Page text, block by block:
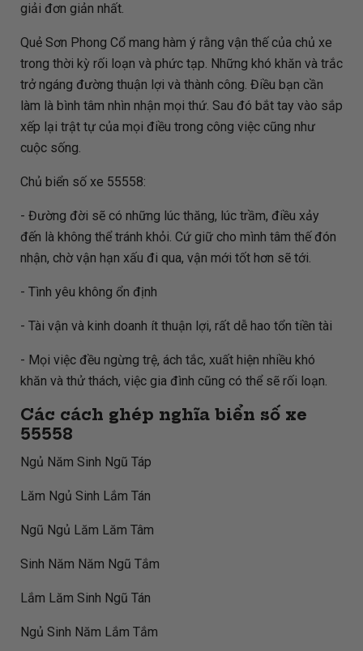
giải đơn giản nhất.
Quẻ Sơn Phong Cổ mang hàm ý rằng vận thế của chủ xe
trong thời kỳ rối loạn và phức tạp. Những khó khăn và trắc
trở ngáng đường thuận lợi và thành công. Điều bạn cần
làm là bình tâm nhìn nhận mọi thứ. Sau đó bắt tay vào sắp
xếp lại trật tự của mọi điều trong công việc cũng như
cuộc sống.
Chủ biển số xe 55558:
- Đường đời sẽ có những lúc thăng, lúc trầm, điều xảy
đến là không thể tránh khỏi. Cứ giữ cho mình tâm thế đón
nhận, chờ vận hạn xấu đi qua, vận mới tốt hơn sẽ tới.
- Tình yêu không ổn định
- Tài vận và kinh doanh ít thuận lợi, rất dễ hao tổn tiền tài
- Mọi việc đều ngừng trệ, ách tắc, xuất hiện nhiều khó
khăn và thử thách, việc gia đình cũng có thể sẽ rối loạn.
Các cách ghép nghĩa biển số xe
55558
Ngủ Năm Sinh Ngũ Táp
Lăm Ngủ Sinh Lắm Tán
Ngũ Ngủ Lăm Lăm Tâm
Sinh Năm Năm Ngũ Tắm
Lắm Lăm Sinh Ngũ Tán
Ngủ Sinh Năm Lắm Tắm